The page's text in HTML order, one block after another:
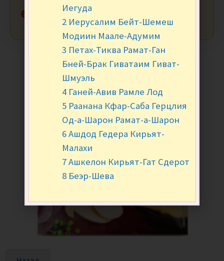
Нет в наличии
Иегуда
2 Иерусалим Бейт-Шемеш
Модиин Маале-Адумим
3 Петах-Тиква Рамат-Ган
Бней-Брак Гиватаим Гиват-
Шмуэль
4 Ганей-Авив Рамле Лод
5 Раанана Кфар-Саба Герцлия
Од-а-Шарон Рамат-а-Шарон
6 Ашдод Гедера Кирьят-
Малахи
7 Ашкелон Кирьят-Гат Сдерот
8 Беэр-Шева